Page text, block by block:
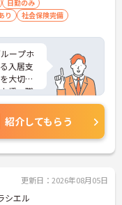
日勤のみ
り 社会保険完備
ープホ
入居支
大切に
援、職
地域に
て働き
すめの
イント
気軽に
紹介してもらう
更新日：2026年08月05日
シエル